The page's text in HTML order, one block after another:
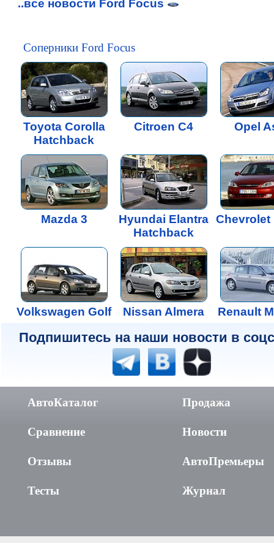
..все новости Ford Focus
Соперники Ford Focus
Toyota Corolla
Hatchback
Citroen C4 Opel
Mazda 3
Hyundai Elantra
Hatchback
Chevrolet
Volkswagen Golf Nissan Almera Renault
Подпишитесь на наши новости в
АвтоКаталог
Сравнение
Отзывы
Тесты
Продажа
Новости
АвтоПремьеры
Журнал